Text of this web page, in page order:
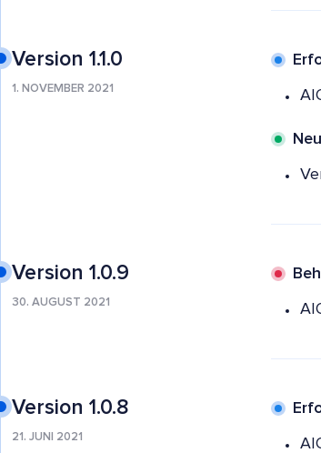
Version 1.1.0
1. NOVEMBER 2021
Neu
Version 1.0.9
30. AUGUST 2021
Version 1.0.8
21. JUNI 2021